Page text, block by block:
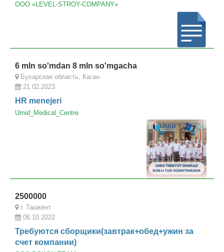
ООО «LEVEL-STROY-COMPANY»
6 mln so'mdan 8 mln so'mgacha
Бухарская область, Каган
21.02.2023
HR menejeri
Umid_Medical_Centre
2500000
г. Ташкент
06.10.2022
Требуются сборщики(завтрак+обед+ужин за
счет компании)